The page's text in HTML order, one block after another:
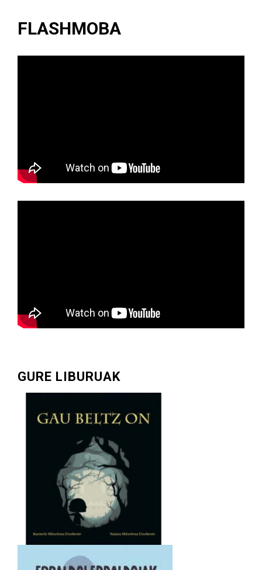
FLASHMOBA
GURE LIBURUAK